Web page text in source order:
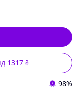
1317 ₴
98%